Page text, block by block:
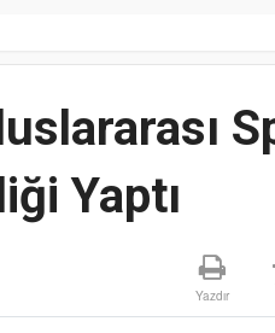
Yaptı
Yazdır